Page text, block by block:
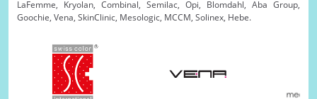
LaFemme, Kryolan, Combinal, Semilac, Opi, Blomdahl, Aba Group,
Goochie, Vena, SkinClinic, Mesologic, MCCM, Solinex, Hebe.